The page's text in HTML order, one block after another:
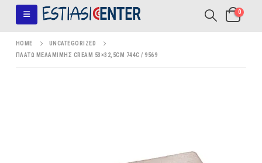
0
HOME
UNCATEGORIZED
ΠΛΑΤΩ ΜΕΛΑΜΙΜΗΣ CREAM 53×32,5CM 744C / 9569